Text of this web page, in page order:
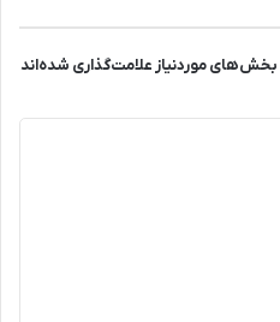
بخش‌های موردنیاز علامت‌گذاری شده‌اند